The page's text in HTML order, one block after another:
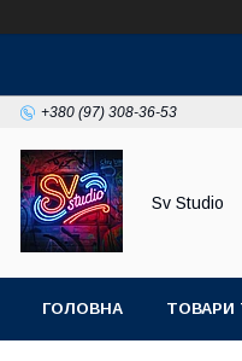
+380 (97) 308-36-53
Sv Studio
ГОЛОВНА ТОВАРИ